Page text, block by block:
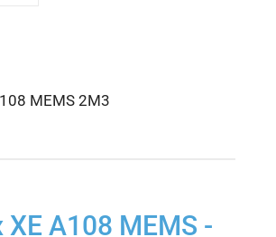
MEMS 2M3
XE A108 MEMS -